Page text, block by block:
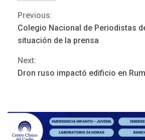
Continue
Reading
Previous:
Colegio Nacional de Periodistas
situación de la prensa
Next:
Dron ruso impactó edificio en
Mariño
gestión
REGIONALES